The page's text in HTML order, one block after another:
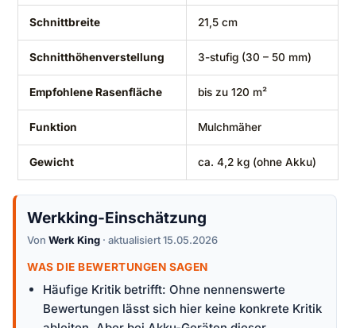
Schnittbreite 21,5 cm
Schnitthöhenverstellung 3-stufig (30 – 50 mm)
Empfohlene Rasenfläche bis zu 120 m²
Funktion Mulchmäher
Gewicht ca. 4,2 kg (ohne Akku)
Werkking-Einschätzung
Von Werk King · aktualisiert 15.05.2026
WAS DIE BEWERTUNGEN SAGEN
Häufige Kritik betrifft: Ohne nennenswerte
Bewertungen lässt sich hier keine konkrete Kritik